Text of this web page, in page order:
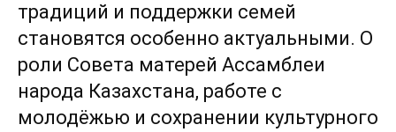
традиций и поддержки семей
становятся особенно актуальными. О
роли Совета матерей Ассамблеи
народа Казахстана, работе с
молодёжью и сохранении культурного